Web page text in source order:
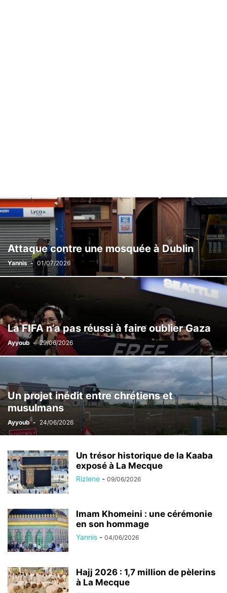
Attaque contre une mosquée à Dublin
Yannis - 01/07/2026
La FIFA n’a pas réussi à faire oublier Gaza
Ayyoub - 29/06/2026
Un projet inédit entre chrétiens et
musulmans
Ayyoub - 24/06/2026
Un trésor historique de la Kaaba
exposé à La Mecque
Rizlene - 09/06/2026
Imam Khomeini : une cérémonie
en son hommage
Yannis - 04/06/2026
Hajj 2026 : 1,7 million de pèlerins
à La Mecque